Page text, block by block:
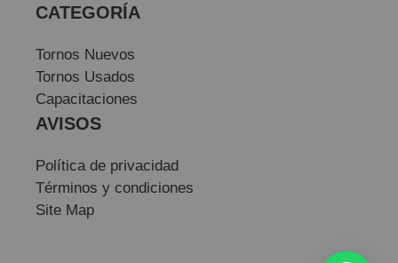
CATEGORÍA
Tornos Nuevos
Tornos Usados
Capacitaciones
AVISOS
Política de privacidad
Términos y condiciones
Site Map